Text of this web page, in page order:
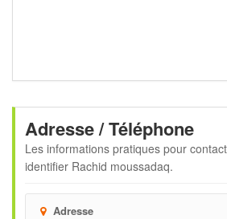
Adresse / Téléphone
Les informations pratiques pour
identifier Rachid moussadaq.
Adresse